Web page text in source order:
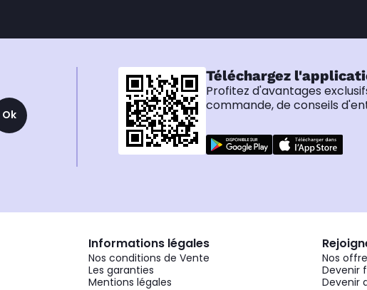
Ok
Téléchargez
Profitez d'avantages
commande, de conseils
Informations légales
Nos conditions de Vente
Les garanties
Mentions légales
Nos
Devenir
Devenir